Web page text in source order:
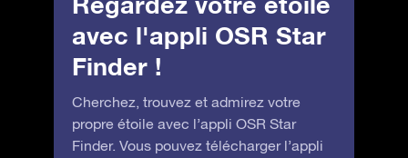
avec l'appli OSR Star
Finder !
Cherchez, trouvez et admirez votre
propre étoile avec l’appli OSR Star
Finder. Vous pouvez télécharger l’appli